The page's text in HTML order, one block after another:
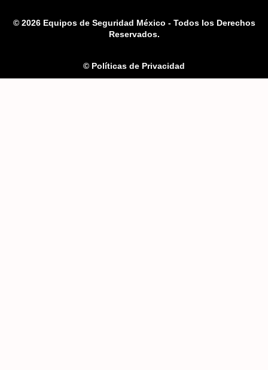
© 2026 Equipos de Seguridad México - Todos los Derechos
Reservados.
© Políticas de Privacidad